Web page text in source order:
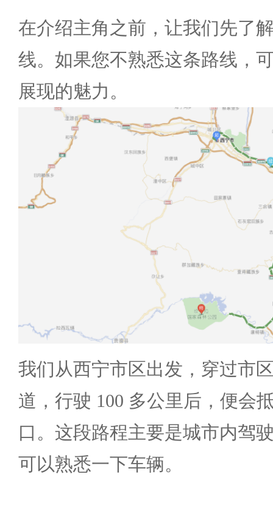
在介绍主角之前，让我们先了
线。如果您不熟悉这条路线，
展现的魅力。
我们从西宁市区出发，穿过市
道，行驶 100 多公里后，便会
口。这段路程主要是城市内驾
可以熟悉一下车辆。